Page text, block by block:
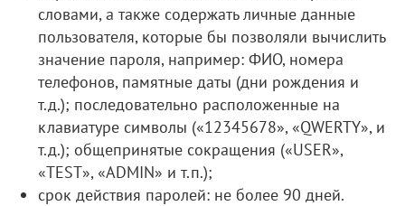
словами, а также содержать личные данные
пользователя, которые бы позволяли вычислить
значение пароля, например: ФИО, номера
телефонов, памятные даты (дни рождения и
т.д.); последовательно расположенные на
клавиатуре символы («12345678», «QWERTY», и
т.д.); общепринятые сокращения («USER»,
«TEST», «ADMIN» и т.п.);
срок действия паролей: не более 90 дней.